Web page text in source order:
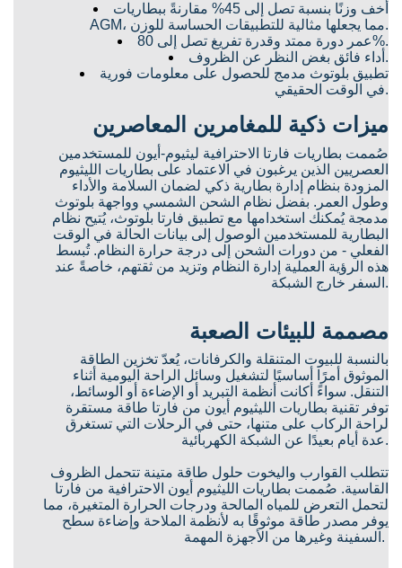
أخف وزنًا بنسبة تصل إلى 45% مقارنةً ببطاريات
AGM، مما يجعلها مثالية للتطبيقات الحساسة للوزن.
عمر دورة ممتد وقدرة تفريغ تصل إلى 80%.
أداء فائق بغض النظر عن الظروف.
تطبيق بلوتوث مدمج للحصول على معلومات فورية
في الوقت الحقيقي.
ميزات ذكية للمغامرين المعاصرين
صُممت بطاريات فارتا الاحترافية ليثيوم-أيون للمستخدمين
العصريين الذين يرغبون في الاعتماد على بطاريات الليثيوم
المزودة بنظام إدارة بطارية ذكي لضمان السلامة والأداء
وطول العمر. بفضل نظام الشحن الشمسي وواجهة بلوتوث
مدمجة يُمكنك استخدامها مع تطبيق فارتا بلوتوث، يُتيح نظام
البطارية للمستخدمين الوصول إلى بيانات الحالة في الوقت
الفعلي - من دورات الشحن إلى درجة حرارة النظام. تُبسط
هذه الرؤية العملية إدارة النظام وتزيد من ثقتهم، خاصةً عند
السفر خارج الشبكة.
مصممة للبيئات الصعبة
بالنسبة للبيوت المتنقلة والكرفانات، يُعدّ تخزين الطاقة
الموثوق أمرًا أساسيًا لتشغيل وسائل الراحة اليومية أثناء
التنقل. سواءً أكانت أنظمة التبريد أو الإضاءة أو الوسائط،
توفر تقنية بطاريات الليثيوم أيون من فارتا طاقة مستقرة
لراحة الركاب على متنها، حتى في الرحلات التي تستغرق
عدة أيام بعيدًا عن الشبكة الكهربائية.
تتطلب القوارب واليخوت حلول طاقة متينة تتحمل الظروف
القاسية. صُممت بطاريات الليثيوم أيون الاحترافية من فارتا
لتحمل التعرض للمياه المالحة ودرجات الحرارة المتغيرة، مما
يوفر مصدر طاقة موثوقًا به لأنظمة الملاحة وإضاءة سطح
السفينة وغيرها من الأجهزة المهمة.